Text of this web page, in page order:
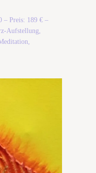
– Preis: 189 € –
Aufstellung,